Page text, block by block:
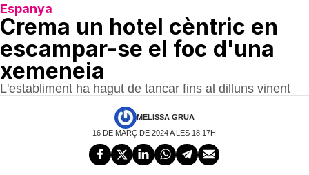
Espanya
Crema un hotel cèntric en
escampar-se el foc d'una
xemeneia
L'establiment ha hagut de tancar fins al dilluns vinent
MELISSA GRUA
16 DE MARÇ DE 2024 A LES 18:17H